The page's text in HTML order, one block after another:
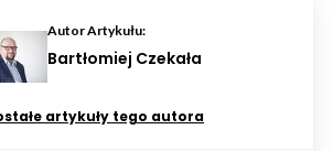
Autor Artykułu:
Bartłomiej Czekała
artykuły tego autora